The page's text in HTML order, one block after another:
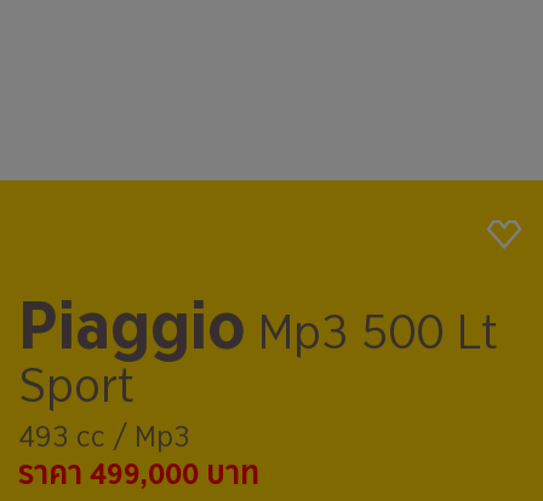
Piaggio Mp3 500 Lt
Sport
493 cc / Mp3
ราคา 499,000 บาท